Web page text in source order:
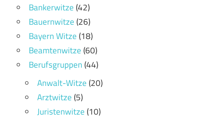
Bankerwitze(42)
Bauernwitze(26)
Bayern Witze(18)
Beamtenwitze(60)
Berufsgruppen(44)
Anwalt-Witze(20)
Arztwitze(5)
Juristenwitze(10)